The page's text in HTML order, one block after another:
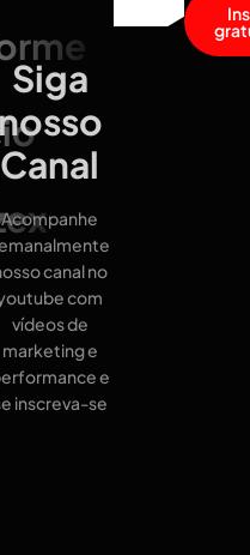
Siga
Canal
Acompanhe
canal no
com
vídeos de
marketing e
e
inscreva-se